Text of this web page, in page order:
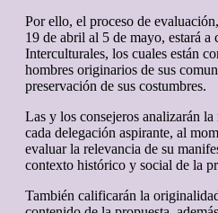
Por ello, el proceso de
19 de abril al 5 de mayo, estará a
Interculturales, los cuales están
hombres originarios de sus
preservación de sus costumbres.
Las y los consejeros analizarán
cada delegación aspirante, al
evaluar la relevancia de su
contexto histórico y social de la
También calificarán la